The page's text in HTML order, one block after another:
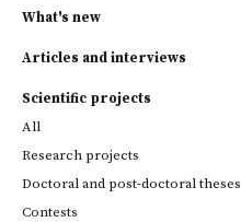
What's new
Articles and interviews
Scientific projects
All
Research projects
Doctoral and post-doctoral theses
Contests